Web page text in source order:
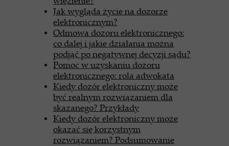
Jak wygląda życie na dozorze
elektronicznym?
Odmowa dozoru elektronicznego:
co dalej i jakie działania można
podjąć po negatywnej decyzji sądu?
Pomoc w uzyskaniu dozoru
elektronicznego: rola adwokata
Kiedy dozór elektroniczny może
być realnym rozwiązaniem dla
skazanego? Przykłady
Kiedy dozór elektroniczny może
okazać się korzystnym
rozwiązaniem? Podsumowanie